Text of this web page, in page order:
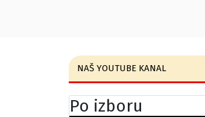
NAŠ YOUTUBE KANAL
Po izboru